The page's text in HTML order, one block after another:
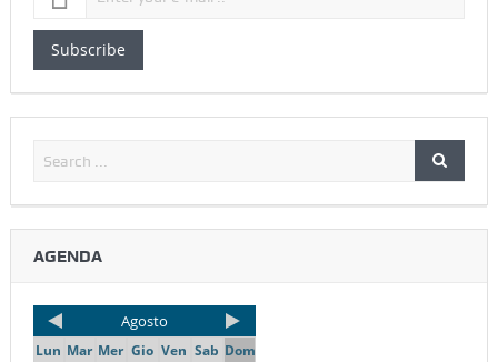
Subscribe
AGENDA
Agosto
Lun Mar Mer Gio Ven Sab Dom